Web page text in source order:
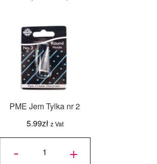
PME Jem Tylka nr 2
5.99zł z Vat
-
ilość
Tylka
nr 2 +